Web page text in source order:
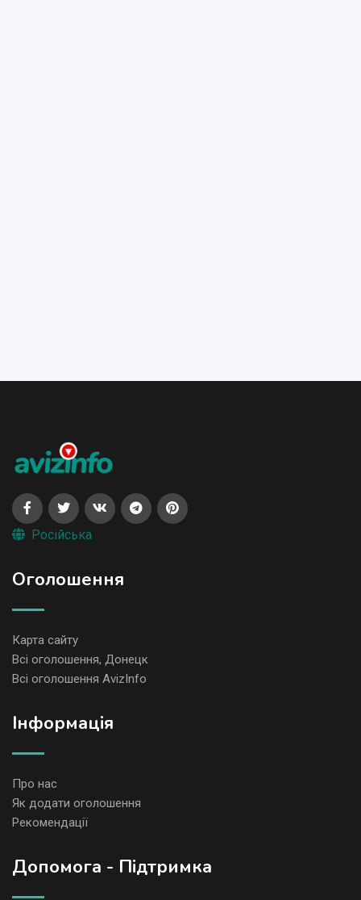
Російська
Оголошення
Карта сайту
Всі оголошення, Донецк
Всі оголошення AvizInfo
Iнформація
Про нас
Як додати оголошення
Рекомендації
Допомога - Підтримка